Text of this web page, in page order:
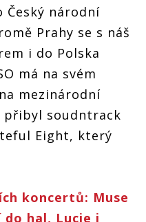
Český národní
Prahy se s náš
i do Polska
má na svém
mezinárodní
přibyl soudntrack
Eight, který
koncertů: Muse
hal, Lucie i